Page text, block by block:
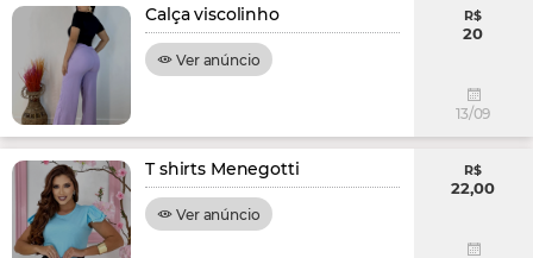
Calça viscolinho
Ver anúncio
R$
20
13/09
T shirts Menegotti
Ver anúncio
R$
22,00